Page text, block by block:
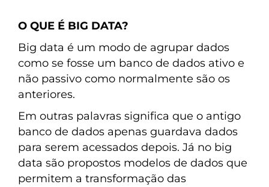
O QUE É BIG DATA?
Big data é um modo de agrupar dados
como se fosse um banco de dados ativo e
não passivo como normalmente são os
anteriores.
Em outras palavras significa que o antigo
banco de dados apenas guardava dados
para serem acessados depois. Já no big
data são propostos modelos de dados que
permitem a transformação das